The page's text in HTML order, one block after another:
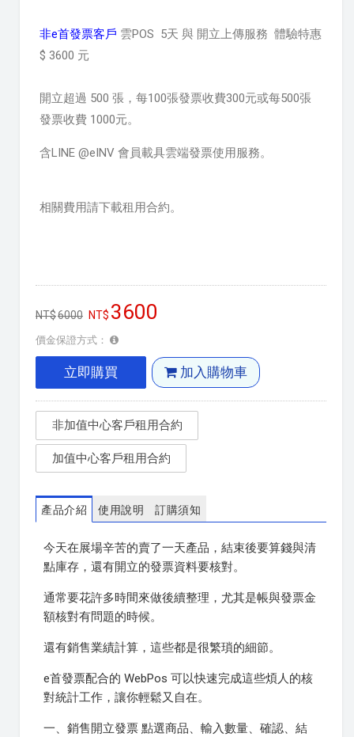
非e首發票客戶 雲POS 5天 與 開立上傳服務 體驗特惠
$ 3600 元
開立超過 500 張，每100張發票收費300元或每500張
發票收費 1000元。
含LINE @eINV 會員載具雲端發票使用服務。
相關費用請下載租用合約。
6000 3600
價金保證方式：
立即購買 加入購物車
非加值中心客戶租用合約
加值中心客戶租用合約
產品介紹 使用說明 訂購須知
今天在展場辛苦的賣了一天產品，結束後要算錢與清
點庫存，還有開立的發票資料要核對。
通常要花許多時間來做後續整理，尤其是帳與發票金
額核對有問題的時候。
還有銷售業績計算，這些都是很繁瑣的細節。
e首發票配合的 WebPos 可以快速完成這些煩人的核
對統計工作，讓你輕鬆又自在。
一、銷售開立發票 點選商品、輸入數量、確認、結